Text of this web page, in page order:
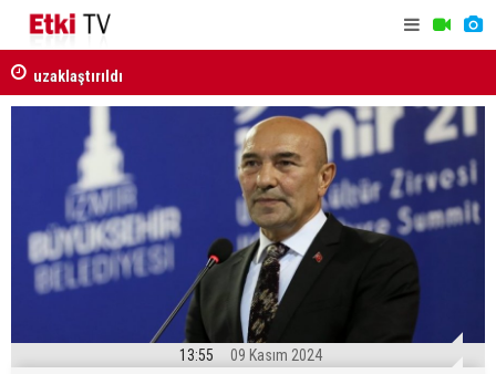
Van ve Afyonkarahisar'daki 2 faili meçhul cinayet
aydınlatıldı
kabul
13:55 09 Kasım 2024